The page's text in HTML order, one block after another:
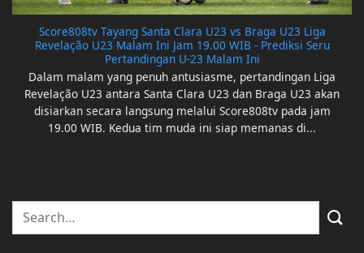
Score808tv Tayang Santa Clara U23 vs Braga U23 Liga
Revelação U23 Malam Ini Jam 19.00 WIB - Prediksi Seru
Pertandingan U-23 Malam Ini
Dalam malam yang penuh antusiasme, pertandingan Liga
Revelação U23 antara Santa Clara U23 dan Braga U23 akan
disiarkan secara langsung melalui Score808tv pada jam
19.00 WIB. Kedua tim muda ini siap memanas di...